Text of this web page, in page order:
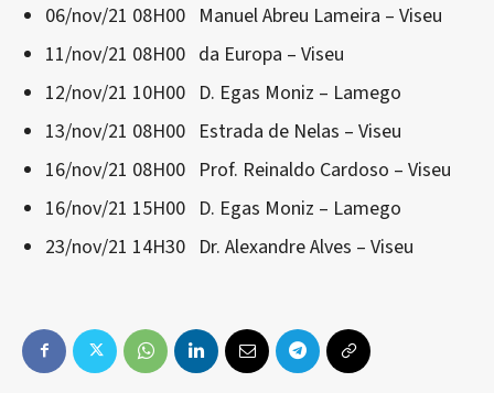
06/nov/21 08H00 Manuel Abreu Lameira – Viseu
11/nov/21 08H00 da Europa – Viseu
12/nov/21 10H00 D. Egas Moniz – Lamego
13/nov/21 08H00 Estrada de Nelas – Viseu
16/nov/21 08H00 Prof. Reinaldo Cardoso – Viseu
16/nov/21 15H00 D. Egas Moniz – Lamego
23/nov/21 14H30 Dr. Alexandre Alves – Viseu